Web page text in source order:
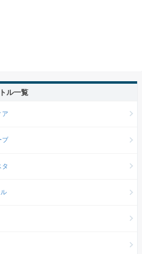
ル一覧
ア
ブ
タ